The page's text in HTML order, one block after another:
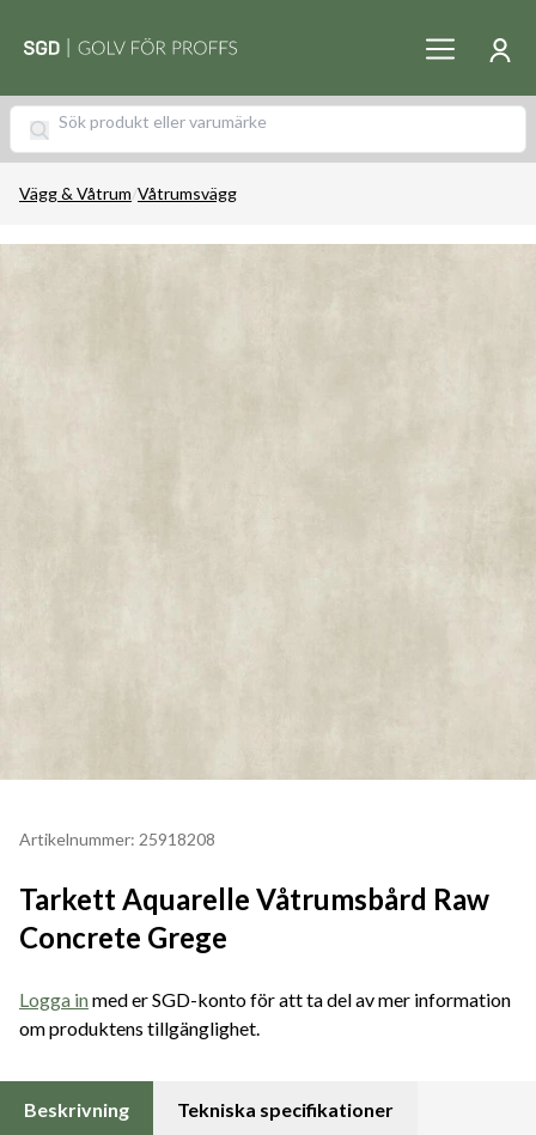
Vägg & Våtrum/Våtrumsvägg
Artikelnummer: 25918208
Tarkett Aquarelle Våtrumsbård Raw
Concrete Grege
Logga inmed er SGD-konto för att ta del av mer information
om produktens tillgänglighet.
Beskrivning Tekniska specifikationer